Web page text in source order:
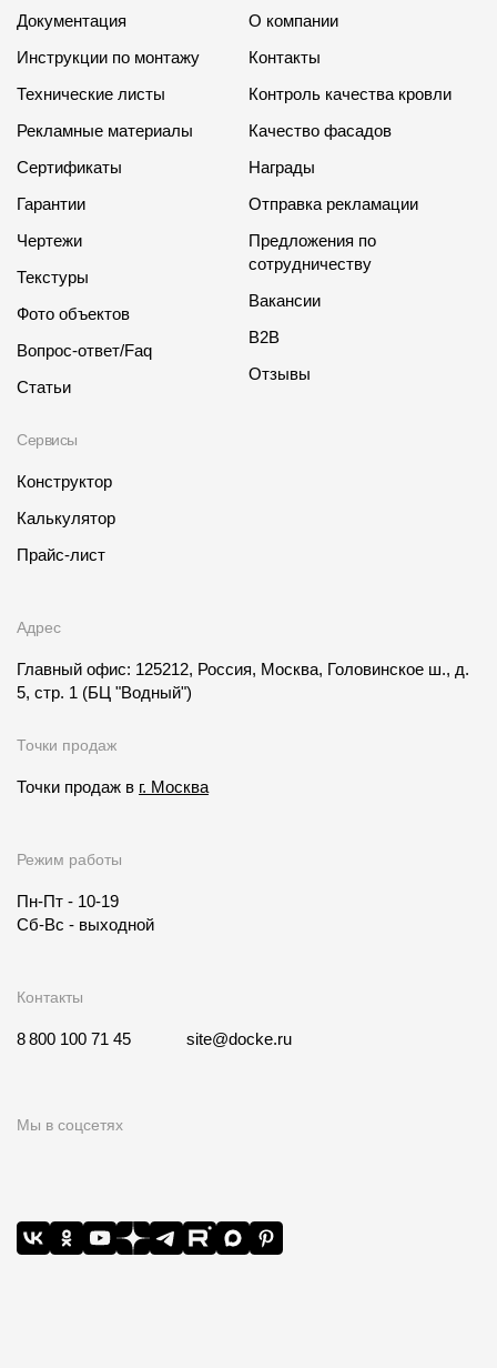
Документация
Инструкции по монтажу
Технические листы
Рекламные материалы
Сертификаты
Гарантии
Чертежи
Текстуры
Фото объектов
Вопрос-ответ/Faq
Статьи
Сервисы
Конструктор
Калькулятор
Прайс-лист
О компании
Контакты
Контроль качества кровли
Качество фасадов
Награды
Отправка рекламации
Предложения по
сотрудничеству
Вакансии
B2B
Отзывы
Адрес
Главный офис: 125212, Россия, Москва, Головинское ш., д.
5, стр. 1 (БЦ "Водный")
Точки продаж
Точки продаж в г. Москва
Режим работы
Пн-Пт - 10-19
Сб-Вс - выходной
Контакты
8 800 100 71 45 site@docke.ru
Мы в соцсетях